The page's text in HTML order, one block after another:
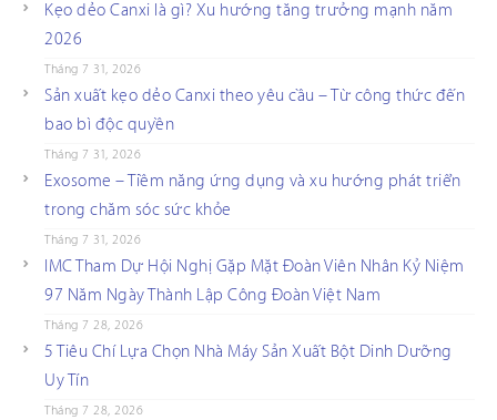
Kẹo dẻo Canxi là gì? Xu hướng tăng trưởng mạnh năm
2026
Tháng 7 31, 2026
Sản xuất kẹo dẻo Canxi theo yêu cầu – Từ công thức đến
bao bì độc quyền
Tháng 7 31, 2026
Exosome – Tiềm năng ứng dụng và xu hướng phát triển
trong chăm sóc sức khỏe
Tháng 7 31, 2026
IMC Tham Dự Hội Nghị Gặp Mặt Đoàn Viên Nhân Kỷ Niệm
97 Năm Ngày Thành Lập Công Đoàn Việt Nam
Tháng 7 28, 2026
5 Tiêu Chí Lựa Chọn Nhà Máy Sản Xuất Bột Dinh Dưỡng
Uy Tín
Tháng 7 28, 2026